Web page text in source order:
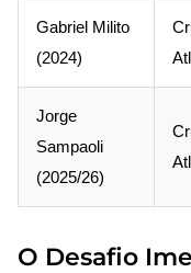
Gabriel Milito
(2024)
Jorge
Sampaoli
(2025/26)
O Desafio